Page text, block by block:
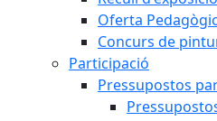
Oferta
Concurs de
Participació
Pressupostos